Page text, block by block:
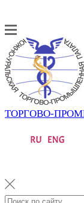
ТОРГОВО-